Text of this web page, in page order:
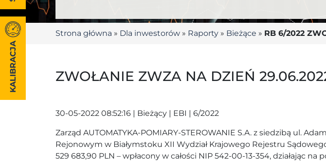
Strona główna » Dla inwestorów » Raporty » Bieżące » RB 6/2022
ZWOŁANIE ZWZA NA DZIEŃ
30-05-2022 08:52:16 | Bieżący | EBI | 6/2022
Zarząd AUTOMATYKA-POMIARY-STEROWANIE S.A. z siedzibą ul.
Rejonowym w Białymstoku XII Wydział Krajowego Rejestru
529 683,90 PLN – wpłacony w całości NIP 542-00-13-354, działając
KALIBRACJA